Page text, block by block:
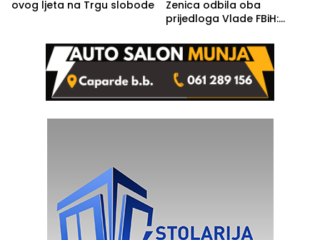
ovog ljeta na Trgu slobode
Zenica odbila oba
prijedloga Vlade FBiH:
rješenje